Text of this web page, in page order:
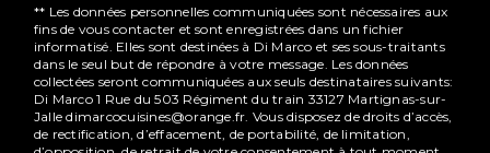
** Les données personnelles communiquées sont nécessaires aux
fins de vous contacter et sont enregistrées dans un fichier
informatisé. Elles sont destinées à Di Marco et ses sous-traitants
dans le seul but de répondre à votre message. Les données
collectées seront communiquées aux seuls destinataires suivants:
Di Marco 1 Rue du 503 Régiment du train 33127 Martignas-sur-
Jalle dimarcocuisines@orange.fr. Vous disposez de droits d’accès,
de rectification, d’effacement, de portabilité, de limitation,